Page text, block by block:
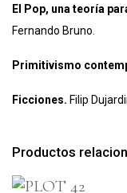
El Pop, una teoría
Fernando Bruno.
Primitivismo
Ficciones. Filip
Productos